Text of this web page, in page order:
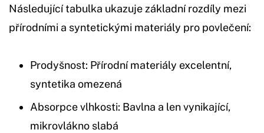
Následující tabulka ukazuje základní rozdíly mezi
přírodními a syntetickými materiály pro povlečení:
Prodyšnost: Přírodní materiály excelentní,
syntetika omezená
Absorpce vlhkosti: Bavlna a len vynikající,
mikrovlákno slabá